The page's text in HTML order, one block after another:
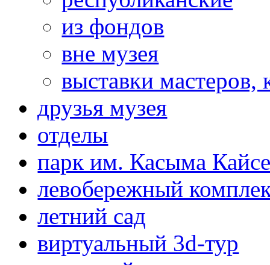
из фондов
вне музея
выставки мастеров,
друзья музея
отделы
парк им. Касыма
левобережный
летний сад
виртуальный 3d-тур